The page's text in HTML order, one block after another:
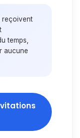
reçoivent
temps,
aucune